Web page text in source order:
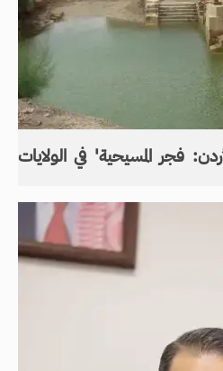
فجر المسيحية' في الولايات